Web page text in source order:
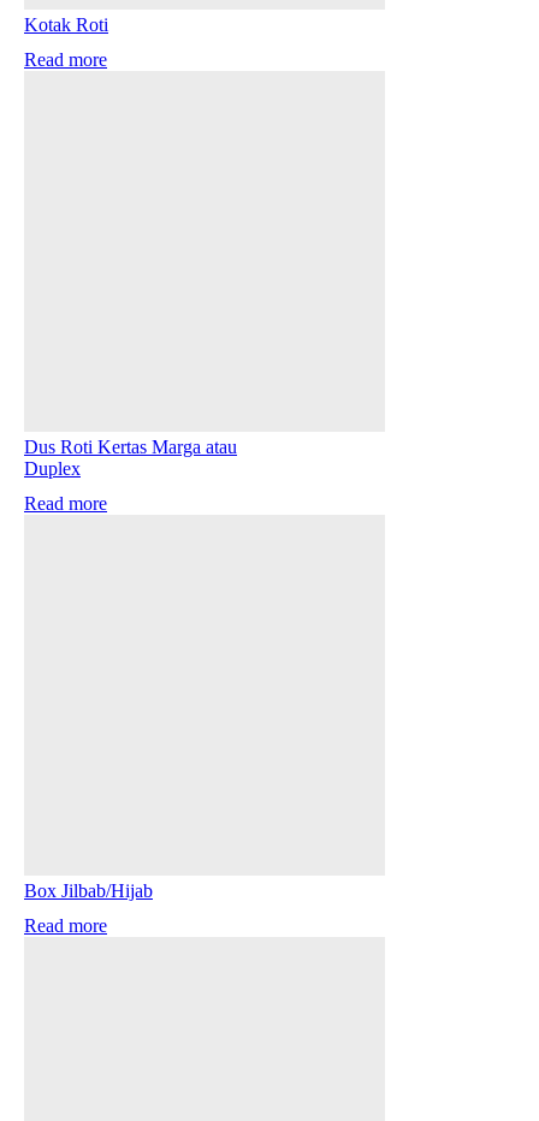
Kotak Roti
Read more
Dus Roti Kertas Marga atau
Duplex
Read more
Box Jilbab/Hijab
Read more